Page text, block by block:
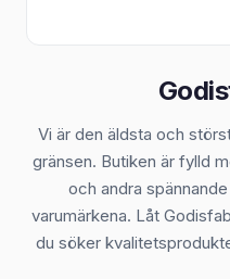
Vi är den äldsta och
gränsen. Butiken är fylld
och andra
varumärkena. Låt
du söker